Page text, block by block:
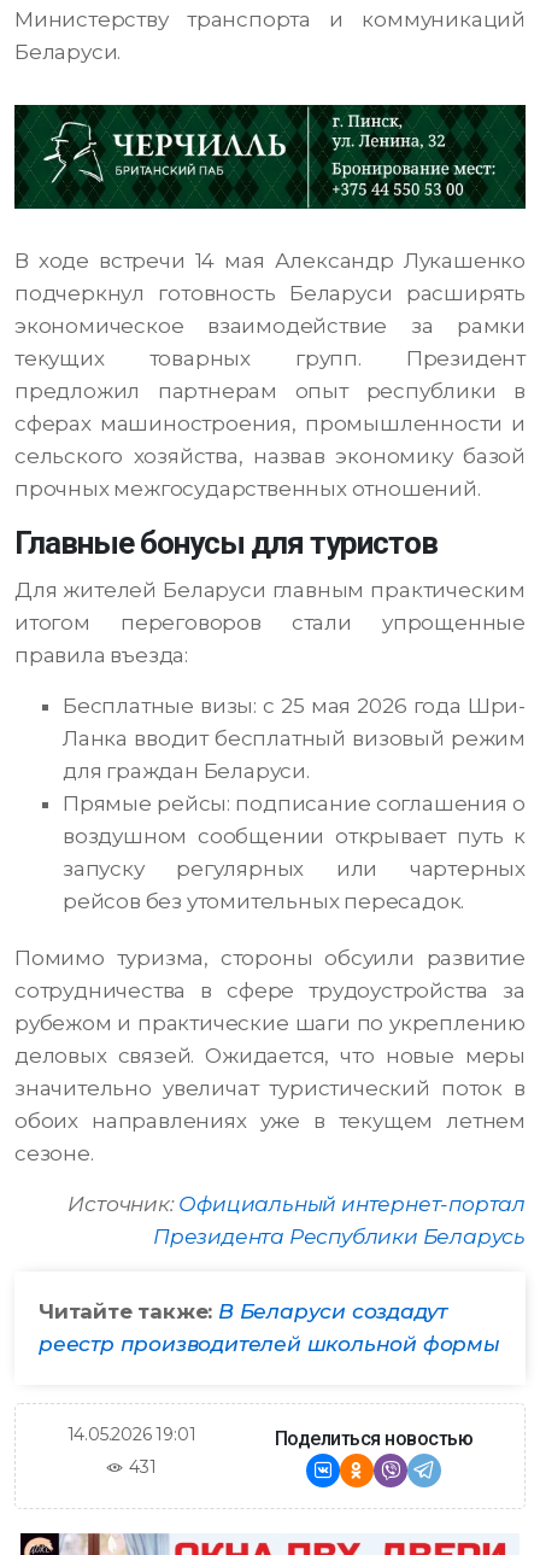
Министерству транспорта и коммуникаций
Беларуси.
В ходе встречи 14 мая Александр Лукашенко
подчеркнул готовность Беларуси расширять
экономическое взаимодействие за рамки
текущих товарных групп. Президент
предложил партнерам опыт республики в
сферах машиностроения, промышленности и
сельского хозяйства, назвав экономику базой
прочных межгосударственных отношений.
Главные бонусы для туристов
Для жителей Беларуси главным практическим
итогом переговоров стали упрощенные
правила въезда:
Бесплатные визы: с 25 мая 2026 года Шри-
Ланка вводит бесплатный визовый режим
для граждан Беларуси.
Прямые рейсы: подписание соглашения о
воздушном сообщении открывает путь к
запуску регулярных или чартерных
рейсов без утомительных пересадок.
Помимо туризма, стороны обсуили развитие
сотрудничества в сфере трудоустройства за
рубежом и практические шаги по укреплению
деловых связей. Ожидается, что новые меры
значительно увеличат туристический поток в
обоих направлениях уже в текущем летнем
сезоне.
Источник: Официальный интернет-портал
Президента Республики Беларусь
Читайте также: В Беларуси создадут
реестр производителей школьной формы
14.05.2026 19:01
431
Поделиться новостью